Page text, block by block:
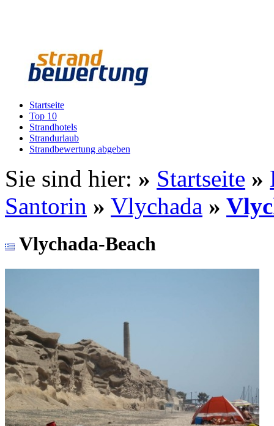
Startseite
Top 10
Strandhotels
Strandurlaub
Strandbewertung abgeben
Sie sind hier: » Startseite »
Santorin » Vlychada »
Vlychada-Beach